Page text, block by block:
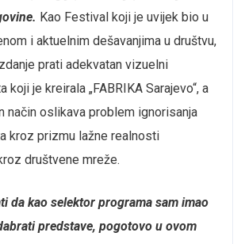
Kao Festival koji je uvijek bio u
i aktuelnim dešavanjima u društvu,
prati adekvatan vizuelni
koji je kreirala „FABRIKA Sarajevo“, a
način oslikava problem ignorisanja
kroz prizmu lažne realnosti
društvene mreže.
da kao selektor programa sam imao
predstave, pogotovo u ovom